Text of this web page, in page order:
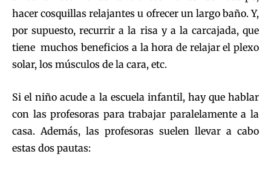
hacer cosquillas relajantes u ofrecer un largo baño. Y,
por supuesto, recurrir a la risa y a la carcajada, que
tiene muchos beneficios a la hora de relajar el plexo
solar, los músculos de la cara, etc.
Si el niño acude a la escuela infantil, hay que hablar
con las profesoras para trabajar paralelamente a la
casa. Además, las profesoras suelen llevar a cabo
estas dos pautas: